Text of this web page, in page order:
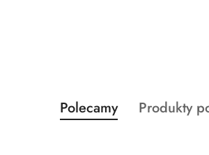
Pomiń karuzelę produktów
Produkty
o
Polecamy
Produkty
Produkty